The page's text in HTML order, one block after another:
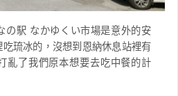
の駅 なかゆくい市場是意外的安
琉冰的，沒想到恩納休息站裡有
亂了我們原本想要去吃中餐的計